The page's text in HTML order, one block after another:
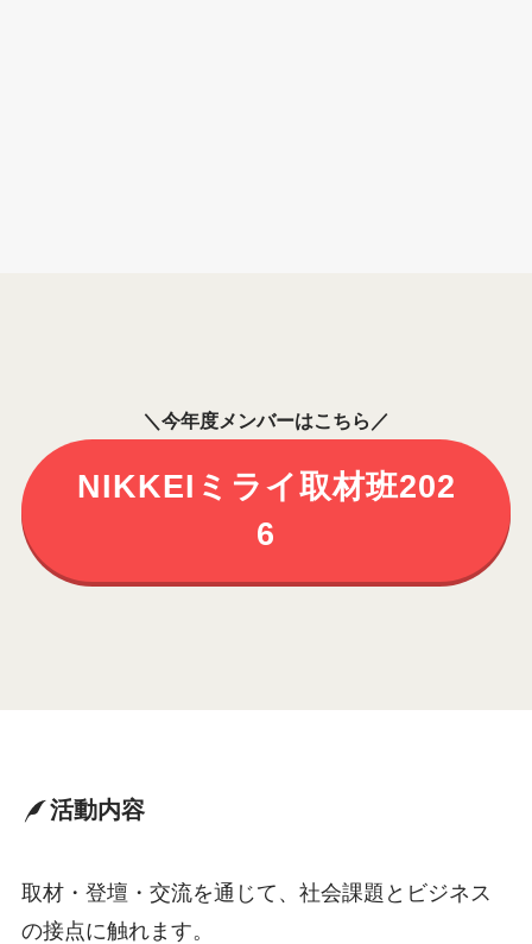
＼今年度メンバーはこちら／
NIKKEIミライ取材班202
6
活動内容
取材・登壇・交流を通じて、社会課題とビジネス
の接点に触れます。